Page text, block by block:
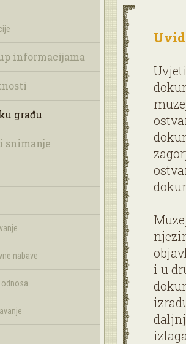
informacijama
građu
snimanje
nabave
odnosa
i u